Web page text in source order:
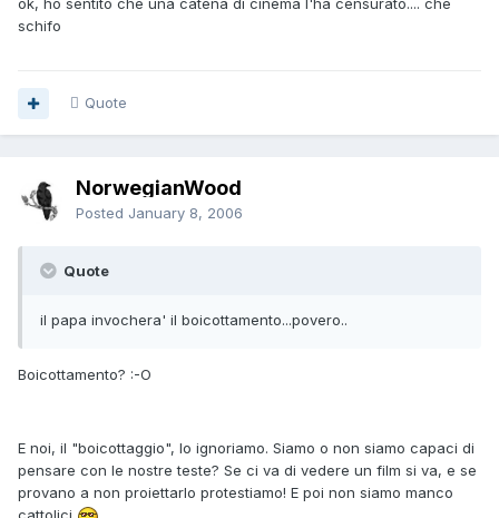
ok, ho sentito che una catena di cinema l'ha censurato.... che
schifo
Quote
NorwegianWood
Posted January 8, 2006
Quote
il papa invochera' il boicottamento...povero..
Boicottamento? :-O
E noi, il "boicottaggio", lo ignoriamo. Siamo o non siamo capaci di
pensare con le nostre teste? Se ci va di vedere un film si va, e se
provano a non proiettarlo protestiamo! E poi non siamo manco